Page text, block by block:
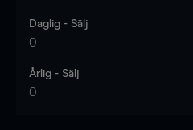
Daglig - Sälj
0
Årlig - Sälj
0